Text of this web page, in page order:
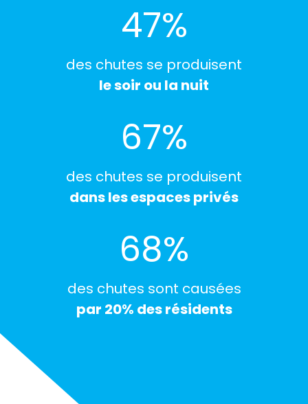
52%
des chutes se produisent
le soir ou la nuit
75%
des chutes se produisent
dans les espaces privés
76%
des chutes sont causées
par 20% des résidents